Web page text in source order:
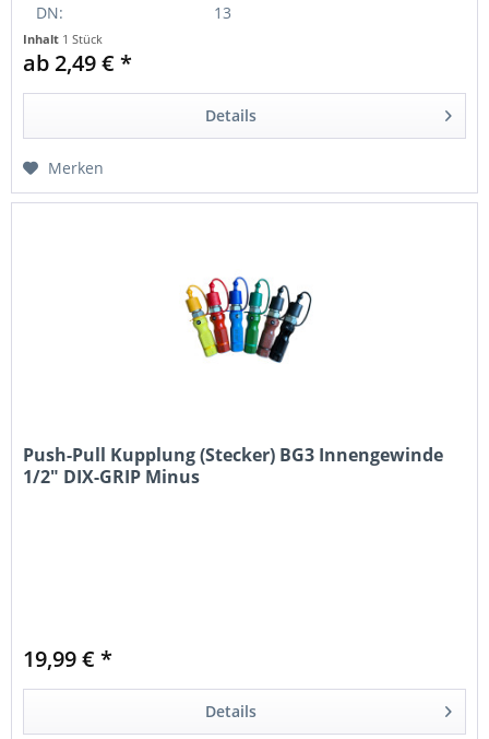
DN: 13
Farbe:
Kunststoff
Inhalt 1 Stück
ab 2,49 € *
Details
Merken
Push-Pull Kupplung (Stecker) BG3 Innengewinde
1/2" DIX-GRIP Minus
19,99 € *
Details